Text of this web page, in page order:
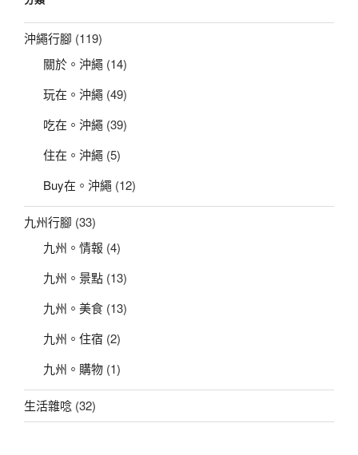
琉
球
國
王
東
御
聖
地
禮
儀
式
的
點〉
字:
沖繩行腳 (119)
關於。沖繩 (14)
玩在。沖繩 (49)
吃在。沖繩 (39)
住在。沖繩 (5)
Buy在。沖繩 (12)
九州行腳 (33)
九州。情報 (4)
九州。景點 (13)
九州。美食 (13)
九州。住宿 (2)
九州。購物 (1)
生活雜唸 (32)